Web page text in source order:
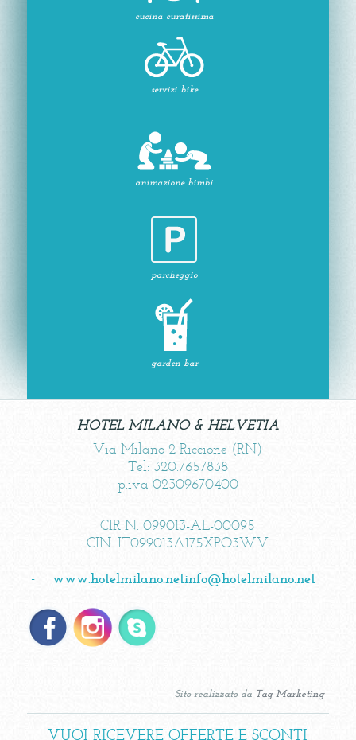
cucina curatissima
servizi bike
animazione bimbi
parcheggio
garden bar
HOTEL MILANO & HELVETIA
Via Milano 2 Riccione (RN)
Tel: 320.7657838
p.iva 02309670400
CIR N. 099013-AL-00095
CIN. IT099013A175XPO3WV
www.hotelmilano.net
- info@hotelmilano.net
Sito realizzato da Tag Marketing
VUOI RICEVERE OFFERTE E SCONTI